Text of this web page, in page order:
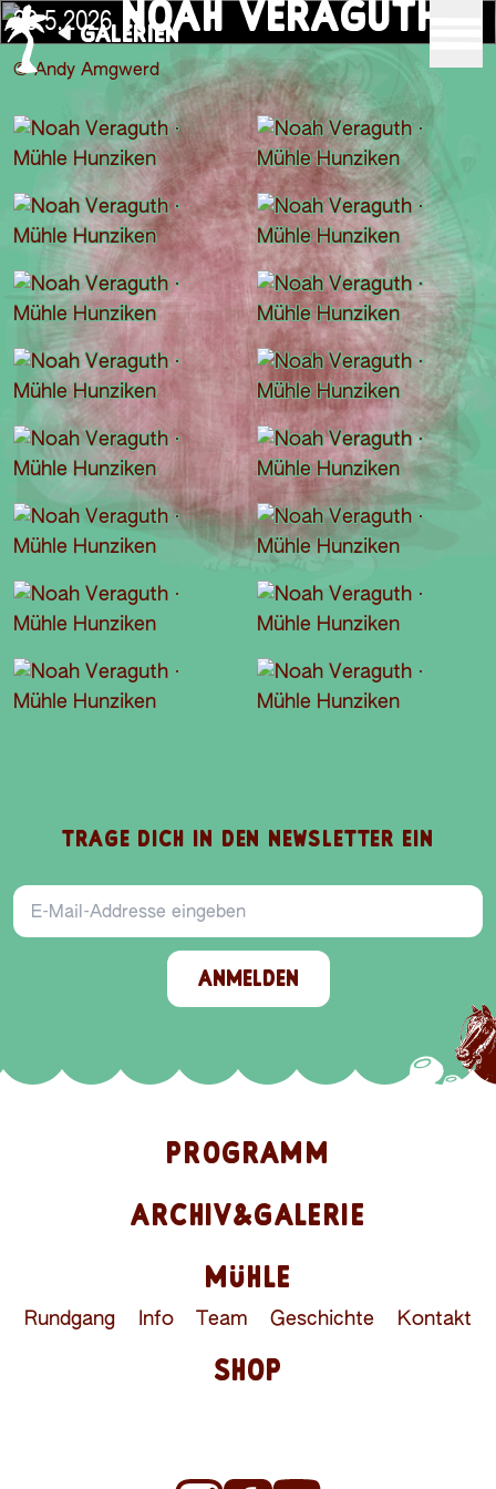
GALERIEN
29.5.2026 NOAH VERAGUTH
© Andy Amgwerd
TRAGE DICH IN DEN NEWSLETTER EIN
E-Mail-Addresse
ANMELDEN
PROGRAMM
ARCHIV&GALERIE
MÜHLE
Rundgang Info Team Geschichte Kontakt
SHOP